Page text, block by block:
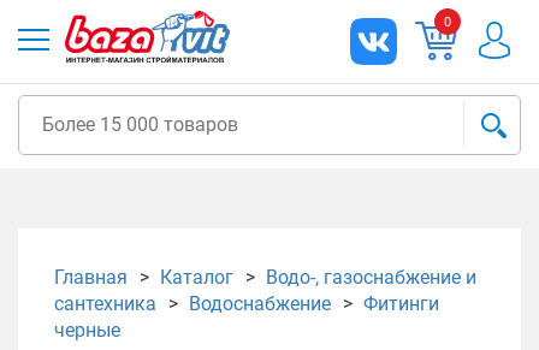
0
Главная Каталог
Водо-, газоснабжение и
сантехника
Водоснабжение
Фитинги
черные